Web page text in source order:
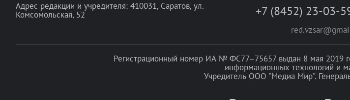
Адрес редакции и учредителя: 410031, Саратов, ул.
Комсомольская, 52
+7 (8452) 23-03-
Регистрационный номер ИА № ФС77–75657 выдан 8 мая 2019
информационных технологий и
Учредитель ООО "Медиа Мир".